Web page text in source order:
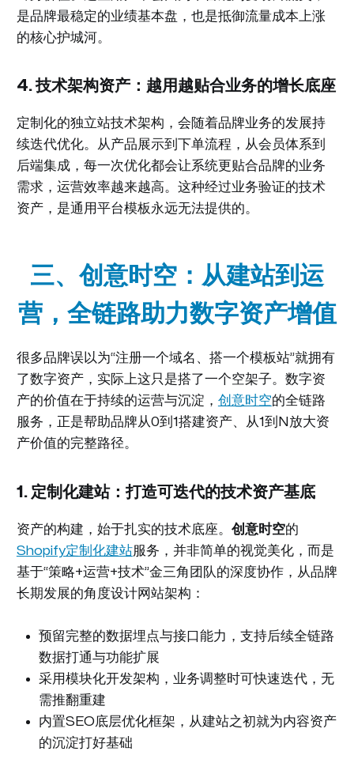
是品牌最稳定的业绩基本盘，也是抵御流量成本上涨
的核心护城河。
4. 技术架构资产：越用越贴合业务的增长底座
定制化的独立站技术架构，会随着品牌业务的发展持
续迭代优化。从产品展示到下单流程，从会员体系到
后端集成，每一次优化都会让系统更贴合品牌的业务
需求，运营效率越来越高。这种经过业务验证的技术
资产，是通用平台模板永远无法提供的。
三、创意时空：从建站到运
营，全链路助力数字资产增值
很多品牌误以为“注册一个域名、搭一个模板站”就拥有
了数字资产，实际上这只是搭了一个空架子。数字资
产的价值在于持续的运营与沉淀， 创意时空的全链路
服务，正是帮助品牌从0到1搭建资产、从1到N放大资
产价值的完整路径。
1. 定制化建站：打造可迭代的技术资产基底
资产的构建，始于扎实的技术底座。 创意时空的
Shopify定制化建站服务，并非简单的视觉美化，而是
基于“策略+运营+技术”金三角团队的深度协作，从品牌
长期发展的角度设计网站架构：
预留完整的数据埋点与接口能力，支持后续全链路
数据打通与功能扩展
采用模块化开发架构，业务调整时可快速迭代，无
需推翻重建
内置SEO底层优化框架，从建站之初就为内容资产
的沉淀打好基础